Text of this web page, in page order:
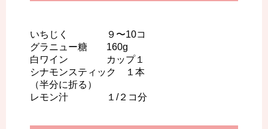
いちじく ９〜10コ
グラニュー糖 160g
白ワイン カップ１
シナモンスティック １本
（半分に折る）
レモン汁 １/２コ分